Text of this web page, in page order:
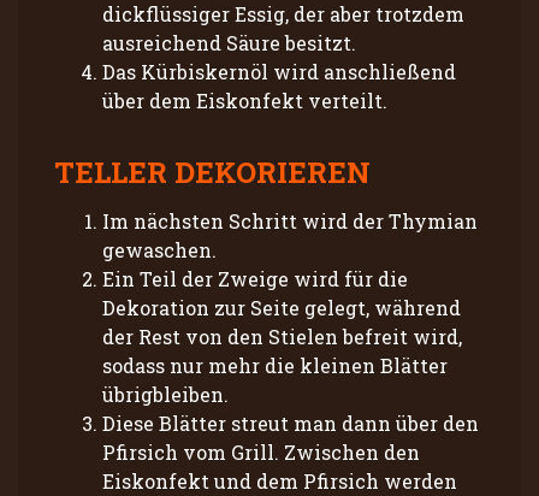
dickflüssiger Essig, der aber trotzdem
ausreichend Säure besitzt.
Das Kürbiskernöl wird anschließend
über dem Eiskonfekt verteilt.
TELLER DEKORIEREN
Im nächsten Schritt wird der Thymian
gewaschen.
Ein Teil der Zweige wird für die
Dekoration zur Seite gelegt, während
der Rest von den Stielen befreit wird,
sodass nur mehr die kleinen Blätter
übrigbleiben.
Diese Blätter streut man dann über den
Pfirsich vom Grill. Zwischen den
Eiskonfekt und dem Pfirsich werden